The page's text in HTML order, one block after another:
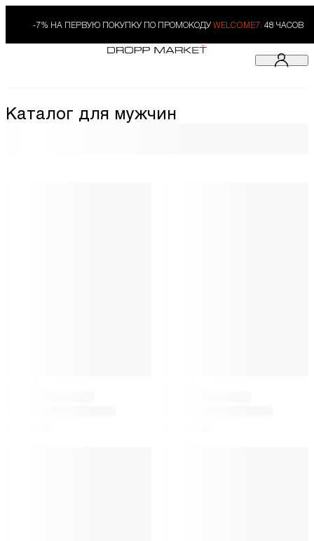
-7% НА ПЕРВУЮ ПОКУПКУ ПО ПРОМОКОДУ WELCOME7. 48 ЧАСОВ
Каталог для мужчин